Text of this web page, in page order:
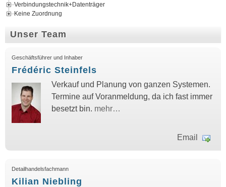
Verbindungstechnik+Datenträger
Keine Zuordnung
Unser Team
Geschäftsführer und Inhaber
Frédéric Steinfels
Verkauf und Planung von ganzen Systemen.
Termine auf Voranmeldung, da ich fast immer
besetzt bin. mehr…
Email
Detailhandelsfachmann
Kilian Niebling